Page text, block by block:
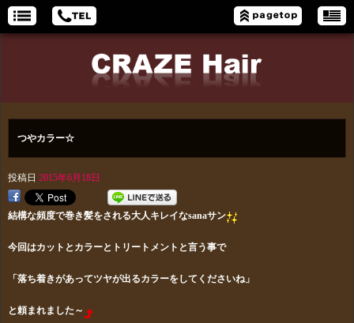
つやカラー☆
投稿日 2015年6月18日
結構な頻度で巻き髪をされる大人キレイなsanaサン
今回はカットとカラーとトリートメントと言う事で
「落ち着きがあってツヤが出るカラーをしてくださいね」
と頼まれました～